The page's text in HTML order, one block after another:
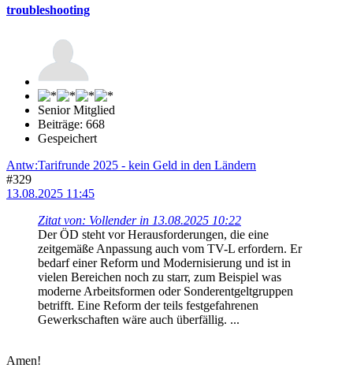
troubleshooting
Senior Mitglied
Beiträge: 668
Gespeichert
Antw:Tarifrunde 2025 - kein Geld in den Ländern
#329
13.08.2025 11:45
Zitat von: Vollender in 13.08.2025 10:22
Der ÖD steht vor Herausforderungen, die eine
zeitgemäße Anpassung auch vom TV-L erfordern. Er
bedarf einer Reform und Modernisierung und ist in
vielen Bereichen noch zu starr, zum Beispiel was
moderne Arbeitsformen oder Sonderentgeltgruppen
betrifft. Eine Reform der teils festgefahrenen
Gewerkschaften wäre auch überfällig. ...
Amen!